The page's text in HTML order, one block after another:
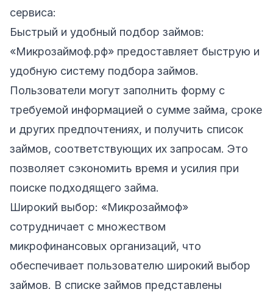
сервиса:
Быстрый и удобный подбор займов:
«Микрозаймоф.рф» предоставляет быструю и
удобную систему подбора займов.
Пользователи могут заполнить форму с
требуемой информацией о сумме займа, сроке
и других предпочтениях, и получить список
займов, соответствующих их запросам. Это
позволяет сэкономить время и усилия при
поиске подходящего займа.
Широкий выбор: «Микрозаймоф»
сотрудничает с множеством
микрофинансовых организаций, что
обеспечивает пользователю широкий выбор
займов. В списке займов представлены